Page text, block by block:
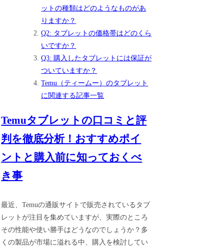
ットの種類はどのようなものがあ
りますか？
Q2: タブレットの価格帯はどのくら
いですか？
Q3: 購入したタブレットには保証が
ついていますか？
Temu（ティームー）のタブレット
に関連する記事一覧
Temuタブレットの口コミと評
判を徹底分析！おすすめポイ
ントと購入前に知っておくべ
き事
最近、Temuの通販サイトで販売されているタブ
レットが注目を集めていますが、実際のところ
その性能や使い勝手はどうなのでしょうか？多
くの製品が市場に溢れる中、購入を検討してい